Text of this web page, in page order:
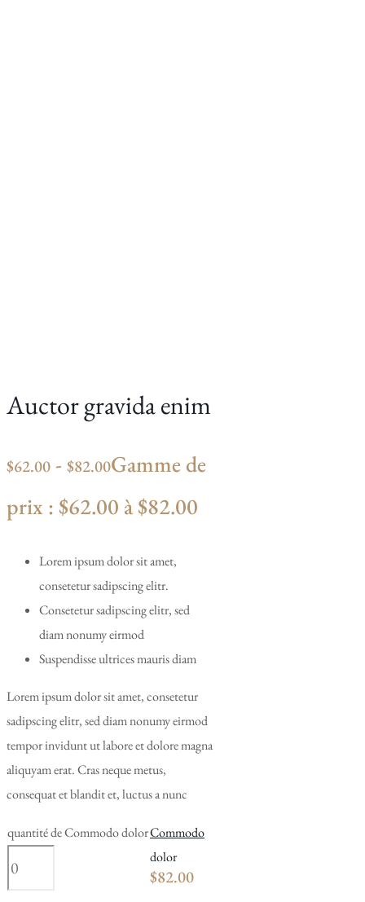
Auctor gravida enim
$62.00 - $82.00Gamme de
prix : $62.00 à $82.00
Lorem ipsum dolor sit amet,
consetetur sadipscing elitr.
Consetetur sadipscing elitr, sed
diam nonumy eirmod
Suspendisse ultrices mauris diam
Lorem ipsum dolor sit amet, consetetur
sadipscing elitr, sed diam nonumy eirmod
tempor invidunt ut labore et dolore magna
aliquyam erat. Cras neque metus,
consequat et blandit et, luctus a nunc
quantité de Commodo dolorCommodo
dolor
$82.00